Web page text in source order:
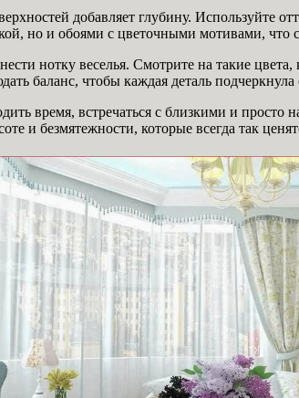
добавляет глубину. Используйте
но и обоями с цветочными мотивами, что
нотку веселья. Смотрите на такие
баланс, чтобы каждая деталь
время, встречаться с близкими и просто
и безмятежности, которые всегда так